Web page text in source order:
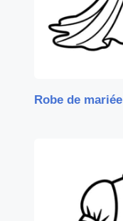
Robe de mariée